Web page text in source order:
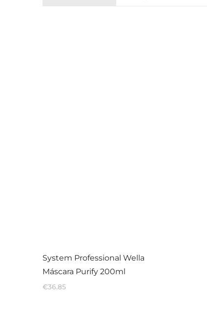
System Professional Wella
Máscara Purify 200ml
€36.85